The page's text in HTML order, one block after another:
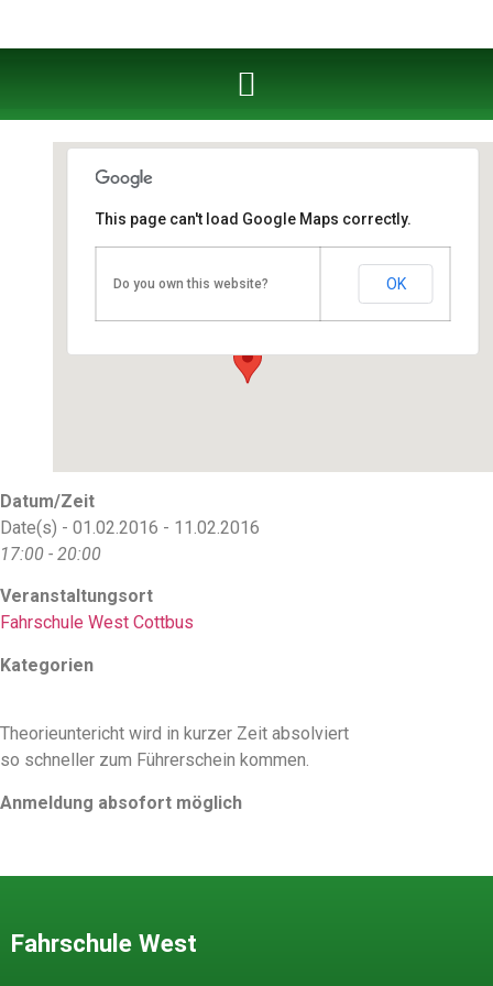
Berliner Straße 53 - Cottbus
This page can't load Google Maps correctly.
Do you own this website? OK
Datum/Zeit
Date(s) - 01.02.2016 - 11.02.2016
17:00 - 20:00
Veranstaltungsort
Fahrschule West Cottbus
Kategorien
Theorieuntericht wird in kurzer Zeit absolviert
so schneller zum Führerschein kommen.
Anmeldung absofort möglich
Fahrschule West